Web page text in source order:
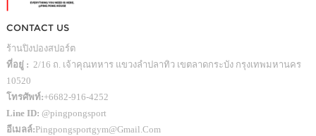
CONTACT US
ร้านปิงปองสปอร์ต
ที่อยู่ : 2/16 ถ. เจ้าคุณทหาร แขวงลำปลาทิว เขตลาดกระบัง กรุงเทพมหานคร
10520
โทรศัพท์:+6682-916-4252
Line ID: @pingpongsport
อีเมลล์:Pingpongsportgym@gmail.com